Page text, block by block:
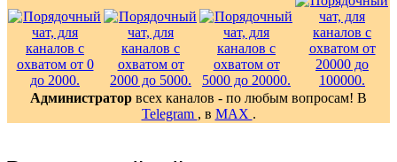
Администратор всех каналов - по любым вопросам! В
Telegram , в MAX .